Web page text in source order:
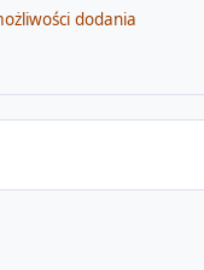
dodania